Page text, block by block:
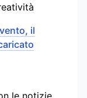
il